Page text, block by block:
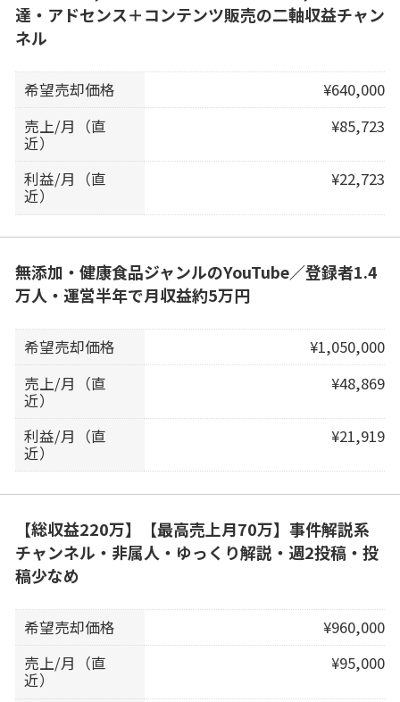
達・アドセンス＋コンテンツ販売の二軸収益チャン
ネル
希望売却価格
¥640,000
売上/月（直
近）
¥85,723
利益/月（直
近）
¥22,723
無添加・健康食品ジャンルのYouTube／登録者1.4
万人・運営半年で月収益約5万円
希望売却価格
¥1,050,000
売上/月（直
近）
¥48,869
利益/月（直
近）
¥21,919
【総収益220万】【最高売上月70万】事件解説系
チャンネル・非属人・ゆっくり解説・週2投稿・投
稿少なめ
希望売却価格
¥960,000
売上/月（直
近）
¥95,000